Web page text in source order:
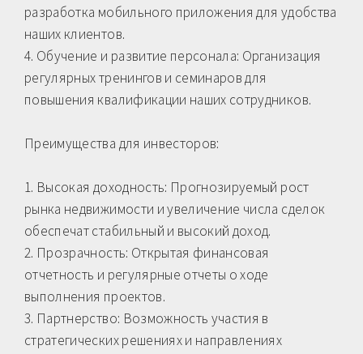
разработка мобильного приложения для удобства
наших клиентов.
4. Обучение и развитие персонала: Организация
регулярных тренингов и семинаров для
повышения квалификации наших сотрудников.
Преимущества для инвесторов:
1. Высокая доходность: Прогнозируемый рост
рынка недвижимости и увеличение числа сделок
обеспечат стабильный и высокий доход.
2. Прозрачность: Открытая финансовая
отчетность и регулярные отчеты о ходе
выполнения проектов.
3. Партнерство: Возможность участия в
стратегических решениях и направлениях